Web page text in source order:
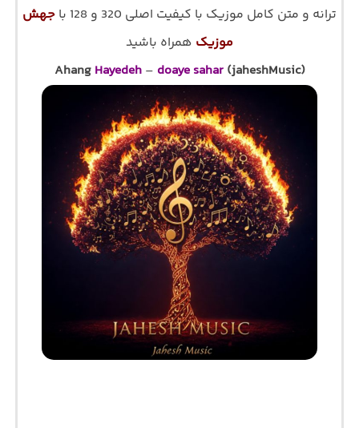
ترانه و متن کامل موزیک با کیفیت اصلی 320 و 128 با
جهش
موزیک همراه باشید
Ahang Hayedeh– doaye sahar(jaheshMusic)